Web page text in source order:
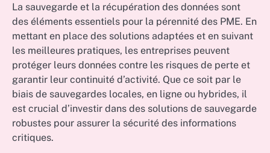
La sauvegarde et la récupération des données sont
des éléments essentiels pour la pérennité des PME. En
mettant en place des solutions adaptées et en suivant
les meilleures pratiques, les entreprises peuvent
protéger leurs données contre les risques de perte et
garantir leur continuité d’activité. Que ce soit par le
biais de sauvegardes locales, en ligne ou hybrides, il
est crucial d’investir dans des solutions de sauvegarde
robustes pour assurer la sécurité des informations
critiques.